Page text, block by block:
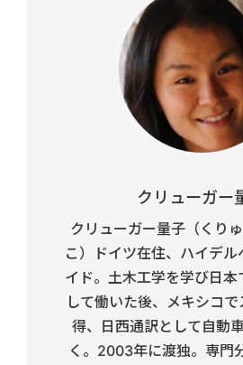
クリューガー
クリューガー量子（くり
こ）ドイツ在住、ハイデ
イド。土木工学を学び日本
して働いた後、メキシコ
得、日西通訳として自動
く。2003年に渡独。専門